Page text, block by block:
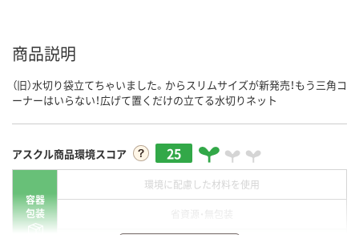
商品説明
（旧）水切り袋立てちゃいました。からスリムサイズが新発売！もう三角コ
ーナーはいらない！広げて置くだけの立てる水切りネット
アスクル商品環境スコア 25
容器
包装
環境に配慮した材料を使用